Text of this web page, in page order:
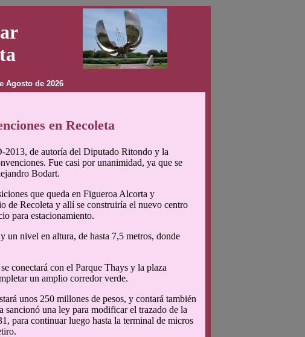
Agosto de 2026
en Recoleta
2013, de autoría del Diputado Ritondo y la
Fue casi por unanimidad, ya que se
Bodart.
que queda en Figueroa Alcorta y
de Recoleta y allí se construiría el nuevo centro
para estacionamiento.
un nivel en altura, de hasta 7,5 metros, donde
conectará con el Parque Thays y la plaza
un amplio corredor verde.
unos 250 millones de pesos, y contará también
una ley para modificar el trazado de la
para continuar luego hasta la terminal de micros